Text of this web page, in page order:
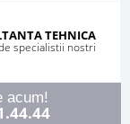
TEHNICA
specialistii nostri
acum!